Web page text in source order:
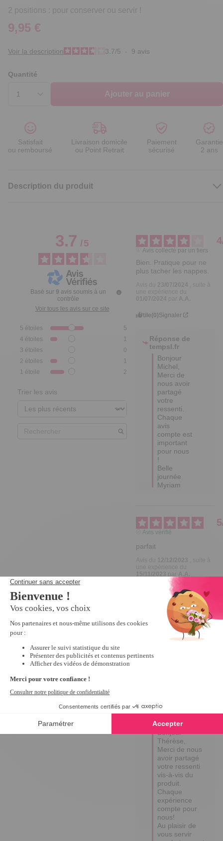
2 positions : pour conserver ou servir !
9,95 €
Voir la description 3.7/5 - 9 avis
Quantité
Ajouter au panier
Satisfait
ou remboursé
Livraison domicile
ou Point Retrait
Paiement
sécurisé
Garantie
2 ans
Description du produit
3.7/5
Basé sur 9 avis soumis à un
contrôle
Voir tous les avis sur ce site
5 étoiles
5
4 étoiles
1
3 étoiles
0
2 étoiles
1
1 étoile 2
Trier les avis
4
Avis collecté par un tiers
Bien. Pratique pour ne
plus tacher les nappes.
23/07/2024
une expérience du
01/07/2024
par A.A.
Utile(0)Signaler
Réponse de
tempsl.fr
Bonjour
Michel,
Merci de
nous avoir
partagé
votre
ressenti.
Chaque
avis
compte est
important
pour nous
!
Belle
journée
Myriam
5
Avis vérifié
parfait
Signaler
5
Avis du
Réponse de
tempsl.fr
Bonjour
Thérèse,
Merci de nous
avoir partagé
votre ressenti
vis-à-vis du
produit.
Chaque
expérience
compte pour
nous!
Au plaisir de
vous servir